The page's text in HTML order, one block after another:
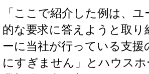
「ここで紹介した例は、
的な要求に答えようと取り
ーに当社が行っている支援
にすぎません」とハウス